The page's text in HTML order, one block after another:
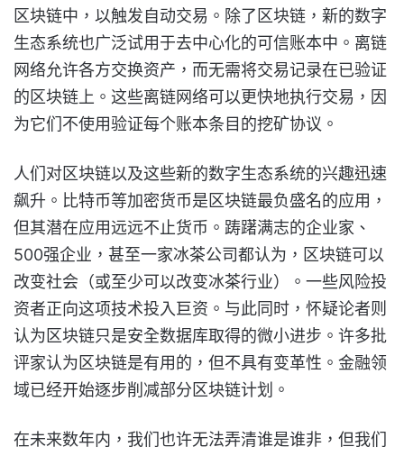
区块链中，以触发自动交易。除了区块链，新的数字
生态系统也广泛试用于去中心化的可信账本中。离链
网络允许各方交换资产，而无需将交易记录在已验证
的区块链上。这些离链网络可以更快地执行交易，因
为它们不使用验证每个账本条目的挖矿协议。
人们对区块链以及这些新的数字生态系统的兴趣迅速
飙升。比特币等加密货币是区块链最负盛名的应用，
但其潜在应用远远不止货币。踌躇满志的企业家、
500强企业，甚至一家冰茶公司都认为，区块链可以
改变社会（或至少可以改变冰茶行业）。一些风险投
资者正向这项技术投入巨资。与此同时，怀疑论者则
认为区块链只是安全数据库取得的微小进步。许多批
评家认为区块链是有用的，但不具有变革性。金融领
域已经开始逐步削减部分区块链计划。
在未来数年内，我们也许无法弄清谁是谁非，但我们